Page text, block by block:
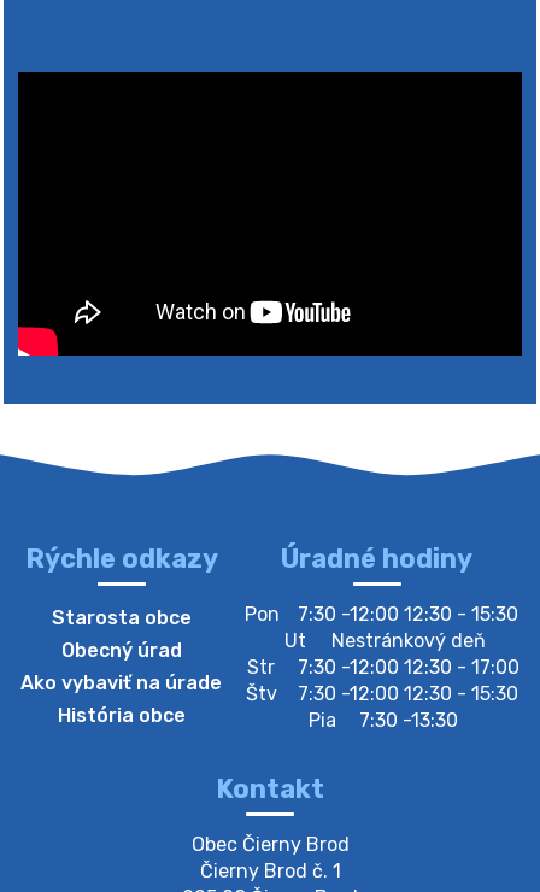
4. augusta 2026 10:05
Zberný dvor-Gyűjtőudvar
bude zberný dvor zatvorený. Értesítjük a lakosokat,
Zber separovaného odpadu plastu-
Oznamujeme obyvateľom, že v stredu 05. augusta
prebehne zber separovaného odpadu plastu. Prosíme
obyvateľov, aby vrecia s odpadom vyložili pred dom už
Oznámenie o plánovanom prerušení dodávky
Oznamujeme Vám, že v určitých dňoch bude v
Rýchle odkazy
Starosta obce
Obecný úrad
Ako vybaviť na úrade
História obce
Úradné hodiny
Pon
7:30 -12:00 12:30 - 15:30
Ut
Nestránkový deň
Str
7:30 -12:00 12:30 - 17:00
Štv
7:30 -12:00 12:30 - 15:30
Pia
7:30 -13:30
Kontakt
Obec Čierny Brod
Čierny Brod č. 1